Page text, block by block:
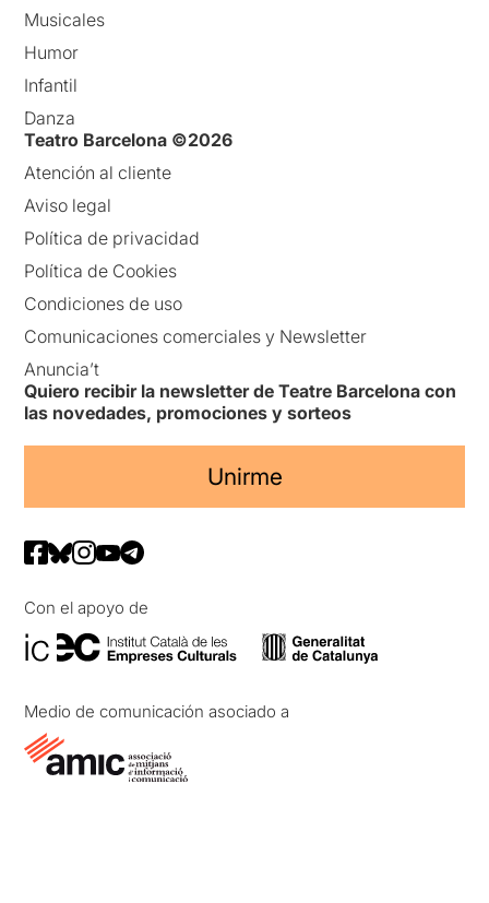
Musicales
Humor
Infantil
Danza
Teatro Barcelona ©2026
Atención al cliente
Aviso legal
Política de privacidad
Política de Cookies
Condiciones de uso
Comunicaciones comerciales y Newsletter
Anuncia’t
Quiero recibir la newsletter de Teatre Barcelona con
las novedades, promociones y sorteos
Unirme
Con el apoyo de
Medio de comunicación asociado a